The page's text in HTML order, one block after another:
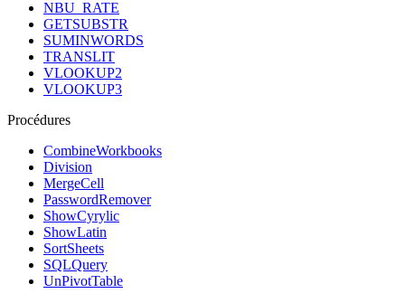
NBU_RATE
GETSUBSTR
SUMINWORDS
TRANSLIT
VLOOKUP2
VLOOKUP3
Procédures
CombineWorkbooks
Division
MergeCell
PasswordRemover
ShowCyrylic
ShowLatin
SortSheets
SQLQuery
UnPivotTable